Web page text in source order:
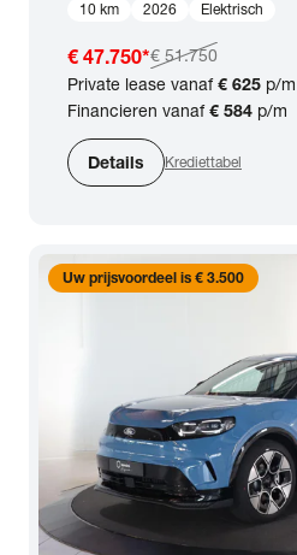
10 km 2026 Elektrisch
€ 47.750*€ 51.750
Private lease vanaf€ 625 p/m
Financieren vanaf€ 584 p/m
Details Krediettabel
Uw prijsvoordeel is € 3.500